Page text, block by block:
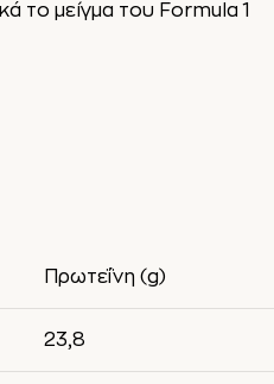
το μείγμα του Formula 1
Πρωτεΐνη (g)
23,8